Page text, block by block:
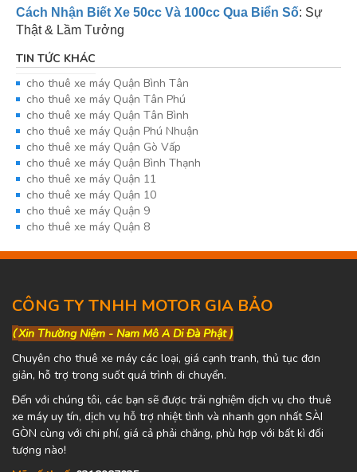
Cách Nhận Biết Xe 50cc Và 100cc Qua Biển Số: Sự
Thật & Lầm Tưởng
TIN TỨC KHÁC
cho thuê xe máy Quận Bình Tân
cho thuê xe máy Quận Tân Phú
cho thuê xe máy Quận Tân Bình
cho thuê xe máy Quận Phú Nhuận
cho thuê xe máy Quận Gò Vấp
cho thuê xe máy Quận Bình Thạnh
cho thuê xe máy Quận 11
cho thuê xe máy Quận 10
cho thuê xe máy Quận 9
cho thuê xe máy Quận 8
CÔNG TY TNHH MOTOR GIA BẢO
(Xin Thường Niệm - Nam Mô A Di Đà Phật )
Chuyên cho thuê xe máy các loại, giá cạnh tranh, thủ tục đơn
giản, hỗ trợ trong suốt quá trình di chuyển.
Đến với chúng tôi, các bạn sẽ được trải nghiệm dịch vụ cho thuê
xe máy uy tín, dịch vụ hỗ trợ nhiệt tình và nhanh gọn nhất SÀI
GÒN cùng với chi phí, giá cả phải chăng, phù hợp với bất kì đối
tượng nào!